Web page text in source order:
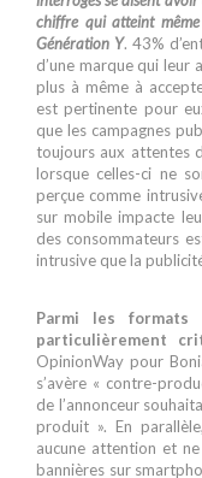
chiffre qui atteint
Génération Y. 43%
d’une marque qui leur
plus à même à
est pertinente pour
que les campagnes
toujours aux attentes
lorsque celles-ci ne
perçue comme
sur mobile impacte
des consommateurs
intrusive que la
Parmi les
particulièrement
OpinionWay pour
s’avère « contre-
de l’annonceur
produit ». En
aucune attention et
bannières sur